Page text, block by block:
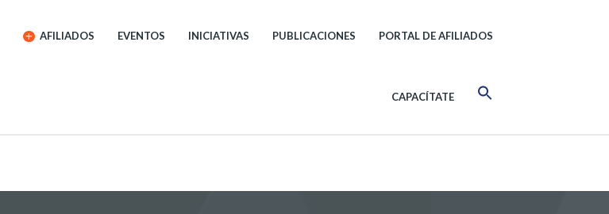
AFILIADOS EVENTOS INICIATIVAS PUBLICACIONES PORTAL DE AFILIADOS
CAPACÍTATE